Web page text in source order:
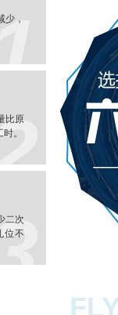
，
比原
。
二次
位不